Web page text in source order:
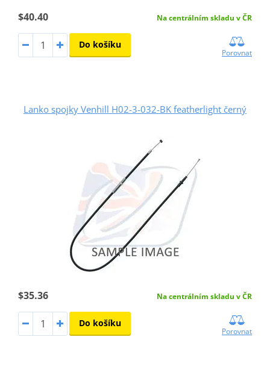
$40.40 Na centrálním skladu v ČR
Do košíku
Porovnat
Lanko spojky Venhill H02-3-032-BK featherlight černý
$35.36 Na centrálním skladu v ČR
Do košíku
Porovnat